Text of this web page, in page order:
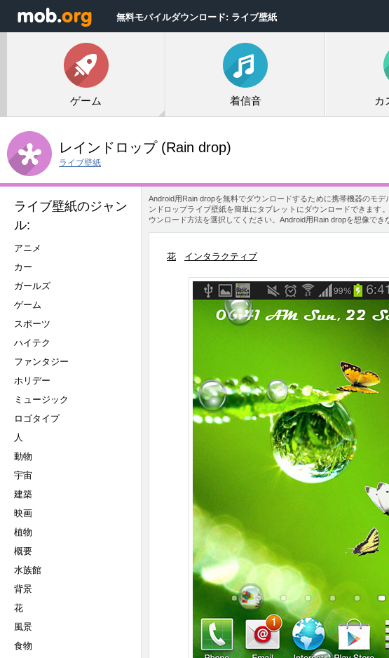
無料モバイルダウンロード: ライブ壁紙
ゲーム 着信音 カ
レインドロップ(Rain drop)
ライブ壁紙
ライブ壁紙のジャン
ル:
アニメ
カー
ガールズ
ゲーム
スポーツ
ハイテク
ファンタジー
ホリデー
ミュージック
ロゴタイプ
人
動物
宇宙
建築
映画
植物
概要
水族館
背景
花
風景
食物
Android用Rain dropを無料でダウンロードするために携帯機器のモ
ンドロップライブ壁紙を簡単にタブレットにダウンロードできます
ウンロード方法を選択してください。Android用Rain dropを想像でき
花 インタラクティブ